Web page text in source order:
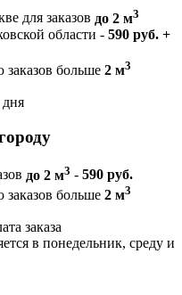
для заказов до 2 м3
области - 590 руб. +
заказов больше 2 м3
дня
до 2 м3 - 590 руб.
заказов больше 2 м3
заказа
в понедельник, среду и